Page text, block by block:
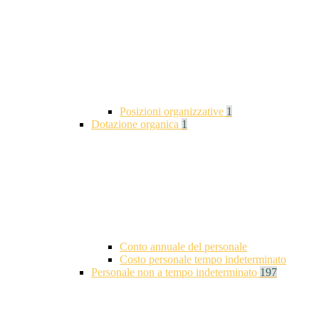
Posizioni organizzative 1
Dotazione organica 1
Conto annuale del personale
Costo personale tempo indeterminato
Personale non a tempo indeterminato 197